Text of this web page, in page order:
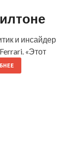
и инсайдер
«Этот